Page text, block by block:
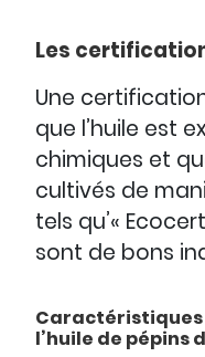
Les
Une
que l’huile est
chimiques et
cultivés de
tels qu’«
sont de bons
l’huile de pépins